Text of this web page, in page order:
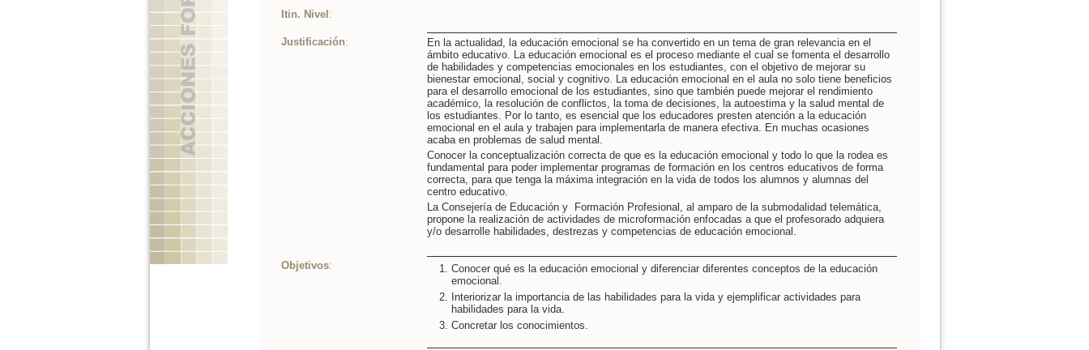
Itin. Nivel :
Justificación:
En la actualidad, la educación emocional se ha convertido en un tema de gran relevancia en el
ámbito educativo. La educación emocional es el proceso mediante el cual se fomenta el desarrollo
de habilidades y competencias emocionales en los estudiantes, con el objetivo de mejorar su
bienestar emocional, social y cognitivo. La educación emocional en el aula no solo tiene beneficios
para el desarrollo emocional de los estudiantes, sino que también puede mejorar el rendimiento
académico, la resolución de conflictos, la toma de decisiones, la autoestima y la salud mental de
los estudiantes. Por lo tanto, es esencial que los educadores presten atención a la educación
emocional en el aula y trabajen para implementarla de manera efectiva. En muchas ocasiones
acaba en problemas de salud mental.
Conocer la conceptualización correcta de que es la educación emocional y todo lo que la rodea es
fundamental para poder implementar programas de formación en los centros educativos de forma
correcta, para que tenga la máxima integración en la vida de todos los alumnos y alumnas del
centro educativo.
La Consejería de Educación y Formación Profesional, al amparo de la submodalidad telemática,
propone la realización de actividades de microformación enfocadas a que el profesorado adquiera
y/o desarrolle habilidades, destrezas y competencias de educación emocional.
Objetivos:
Conocer qué es la educación emocional y diferenciar diferentes conceptos de la educación
emocional.
Interiorizar la importancia de las habilidades para la vida y ejemplificar actividades para
habilidades para la vida.
Concretar los conocimientos.